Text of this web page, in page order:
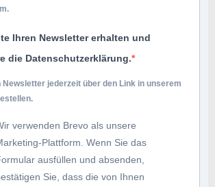
.
Ihren Newsletter erhalten und
die Datenschutzerklärung.
Newsletter jederzeit über den Link in unserem
verwenden Brevo als unsere
Plattform. Wenn Sie das
ausfüllen und absenden,
Sie, dass die von Ihnen